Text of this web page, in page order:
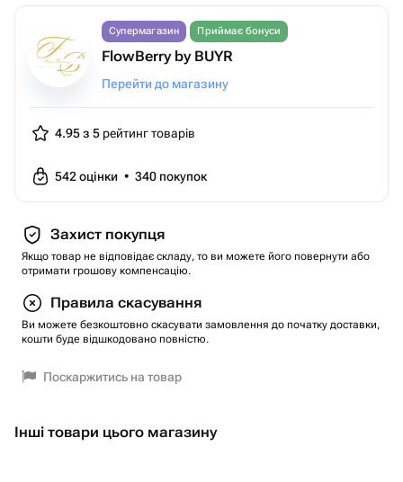
Супермагазин Приймає бонуси
FlowBerry by BUYR
Перейти до магазину
4.95 з 5 рейтинг товарів
542оцінки • 340 покупок
Захист покупця
Якщо товар не відповідає складу, то ви можете його повернути або
отримати грошову компенсацію.
Правила скасування
Ви можете безкоштовно скасувати замовлення до початку доставки,
кошти буде відшкодовано повністю.
Поскаржитись на товар
Інші товари цього магазину